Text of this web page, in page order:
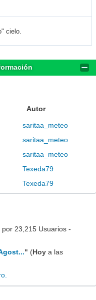
cielo.
Autor
saritaa_meteo
saritaa_meteo
saritaa_meteo
Texeda79
Texeda79
23,215 Usuarios -
" (Hoy a las